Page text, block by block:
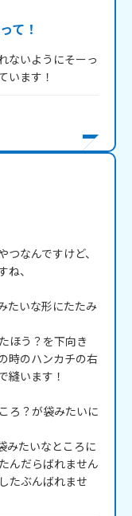
て！
ないようにそーっ
います！
なんですけど、
、
たいな形にたたみ
ほう？を下向き
時のハンカチの右
縫います！
ろ？が袋みたいに
みたいなところに
んだらばれません
たぶんばれませ